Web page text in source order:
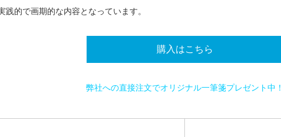
的で画期的な内容となっています。
購入はこちら
弊社への直接注文でオリジナル一筆箋プレゼント中！